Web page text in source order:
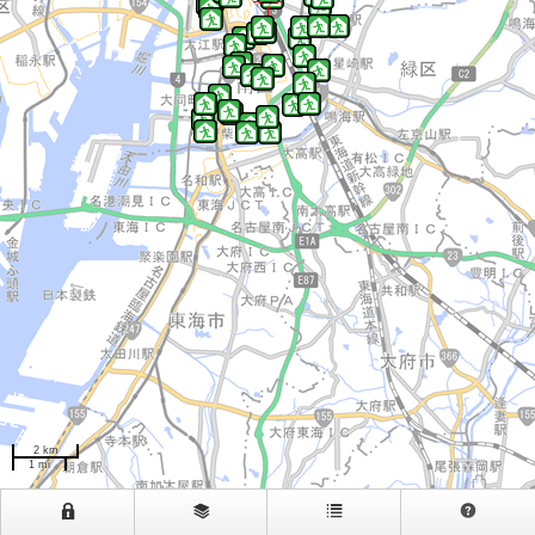
2 km
1 mi